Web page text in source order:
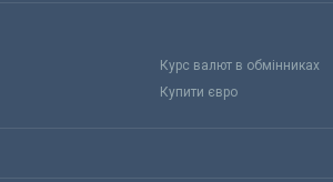
Курс валют в обмінниках
Купити євро